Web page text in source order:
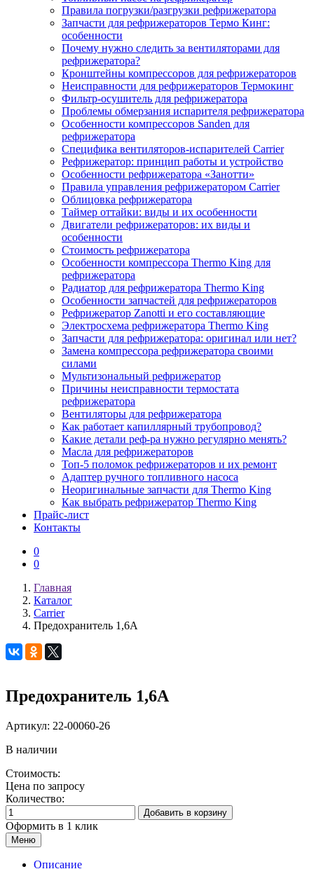
Правила погрузки/разгрузки рефрижератора
Запчасти для рефрижераторов Термо Кинг:
особенности
Почему нужно следить за вентиляторами для
рефрижератора?
Кронштейны компрессоров для рефрижераторов
Неисправности для рефрижераторов Термокинг
Фильтр-осушитель для рефрижератора
Проблемы обмерзания испарителя рефрижератора
Особенности компрессоров Sanden для
рефрижератора
Специфика вентиляторов-испарителей Carrier
Рефрижератор: принцип работы и устройство
Особенности рефрижератора «Занотти»
Правила управления рефрижератором Carrier
Облицовка рефрижератора
Таймер оттайки: виды и их особенности
Двигатели рефрижераторов: их виды и
особенности
Стоимость рефрижератора
Особенности компрессора Thermo King для
рефрижератора
Радиатор для рефрижератора Thermo King
Особенности запчастей для рефрижераторов
Рефрижератор Zanotti и его составляющие
Электросхема рефрижератора Thermo King
Запчасти для рефрижератора: оригинал или нет?
Замена компрессора рефрижератора своими
силами
Мультизональный рефрижератор
Причины неисправности термостата
рефрижератора
Вентиляторы для рефрижератора
Как работает капиллярный трубопровод?
Какие детали реф-ра нужно регулярно менять?
Масла для рефрижераторов
Топ-5 поломок рефрижераторов и их ремонт
Адаптер ручного топливного насоса
Неоригинальные запчасти для Thermo King
Как выбрать рефрижератор Thermo King
Прайс-лист
Контакты
0
0
Главная
Каталог
Carrier
Предохранитель 1,6А
Предохранитель 1,6А
Артикул: 22-00060-26
В наличии
Стоимость:
Цена по запросу
Количество:
Добавить в корзину
Оформить в 1 клик
Меню
Описание